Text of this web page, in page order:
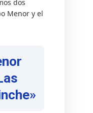
dos
Menor y el